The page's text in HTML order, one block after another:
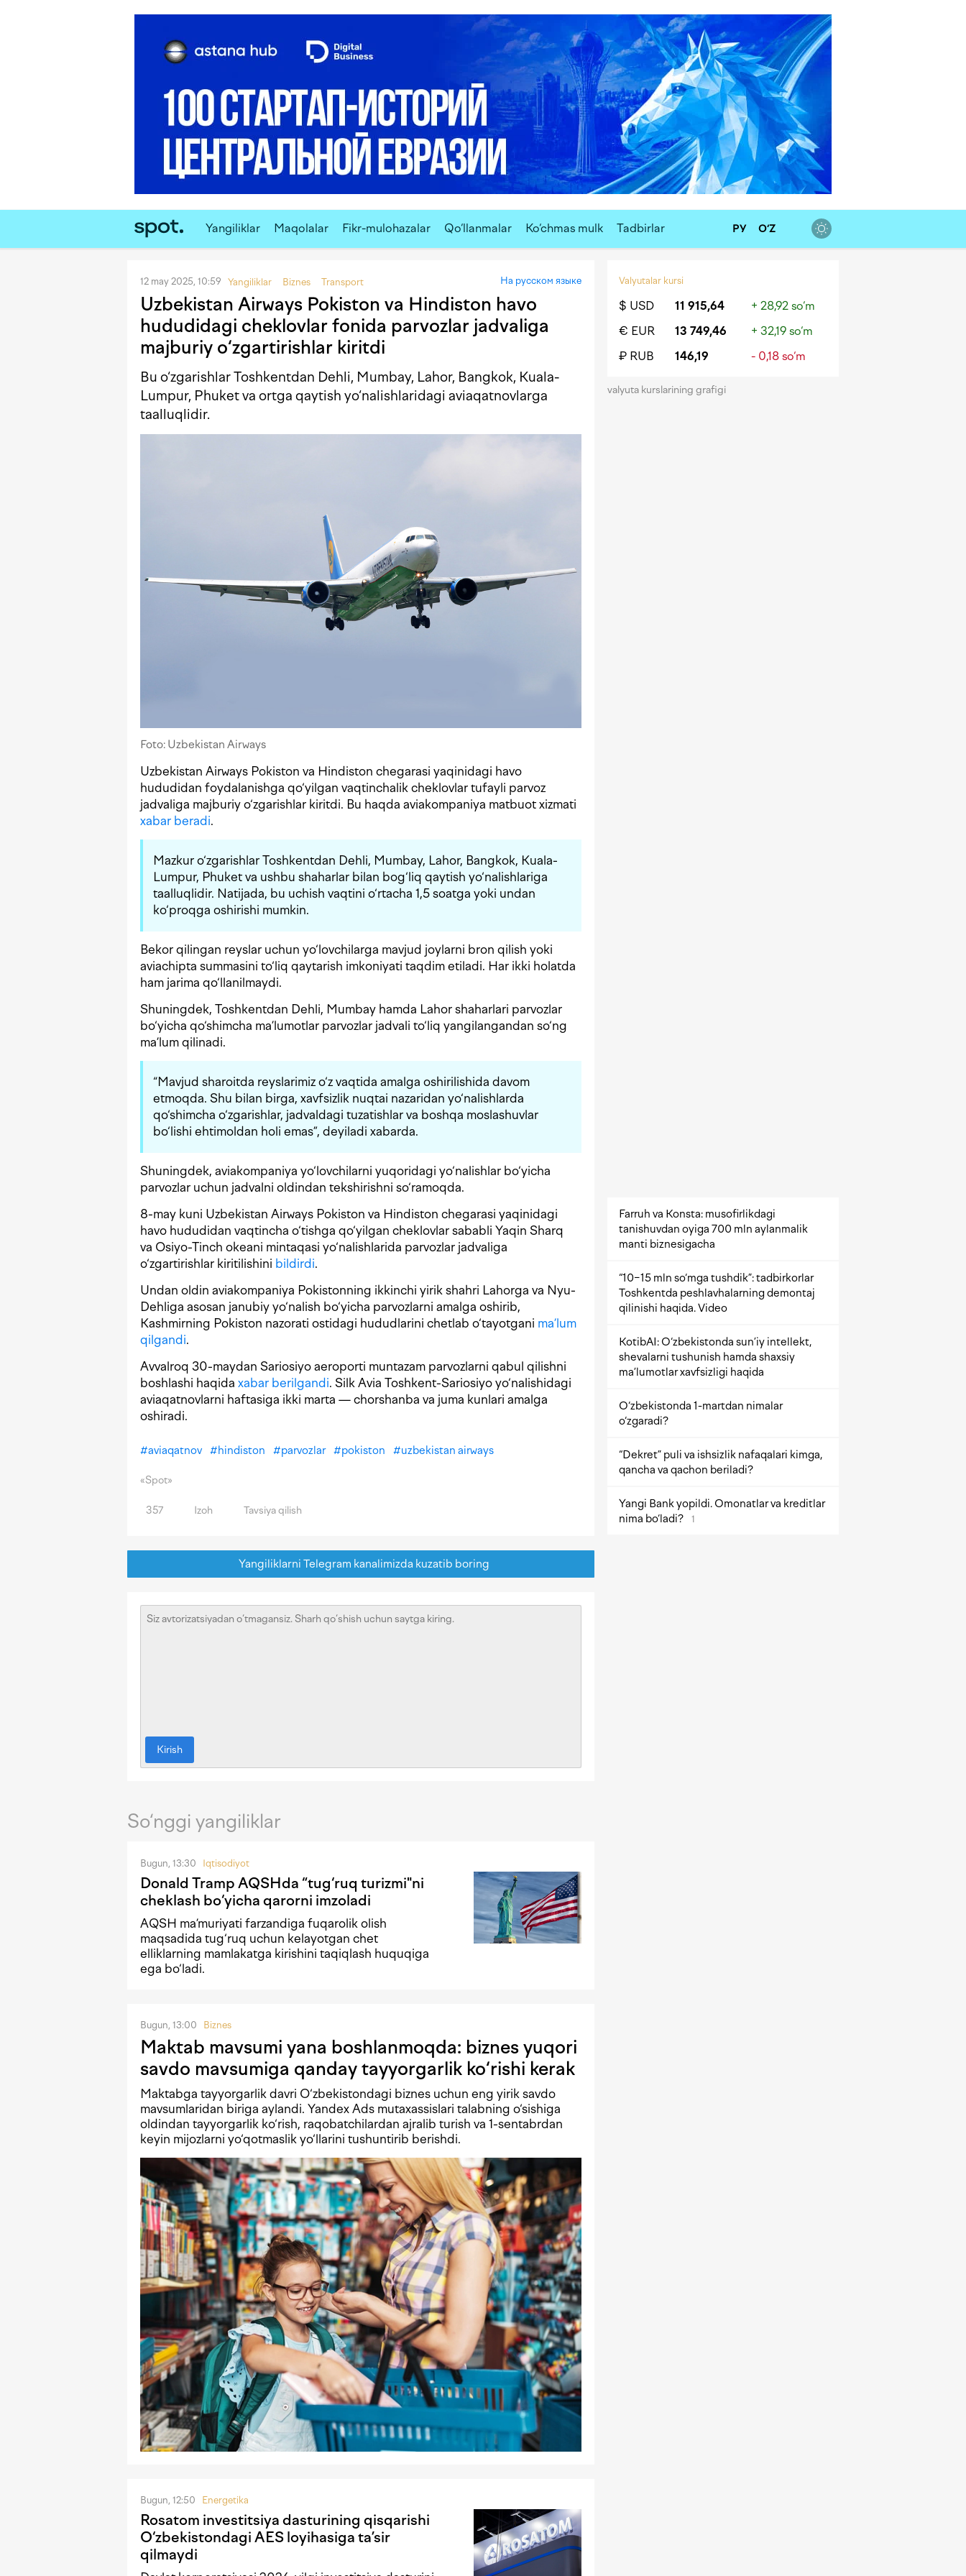
Yangiliklar Maqolalar Fikr-mulohazalar Qo‘llanmalar Ko‘chmas mulk Tadbirlar РУ O‘Z
12 may 2025, 10:59 Yangiliklar Biznes Transport На русском языке
Uzbekistan Airways Pokiston va Hindiston havo
hududidagi cheklovlar fonida parvozlar jadvaliga
majburiy o‘zgartirishlar kiritdi
Bu o‘zgarishlar Toshkentdan Dehli, Mumbay, Lahor, Bangkok, Kuala-
Lumpur, Phuket va ortga qaytish yo‘nalishlaridagi aviaqatnovlarga
taalluqlidir.
Foto: Uzbekistan Airways
Uzbekistan Airways Pokiston va Hindiston chegarasi yaqinidagi havo
hududidan foydalanishga qo‘yilgan vaqtinchalik cheklovlar tufayli parvoz
jadvaliga majburiy o‘zgarishlar kiritdi. Bu haqda aviakompaniya matbuot xizmati
xabar beradi.
Mazkur o‘zgarishlar Toshkentdan Dehli, Mumbay, Lahor, Bangkok, Kuala-
Lumpur, Phuket va ushbu shaharlar bilan bog‘liq qaytish yo‘nalishlariga
taalluqlidir. Natijada, bu uchish vaqtini o‘rtacha 1,5 soatga yoki undan
ko‘proqga oshirishi mumkin.
Bekor qilingan reyslar uchun yo‘lovchilarga mavjud joylarni bron qilish yoki
aviachipta summasini to‘liq qaytarish imkoniyati taqdim etiladi. Har ikki holatda
ham jarima qo‘llanilmaydi.
Shuningdek, Toshkentdan Dehli, Mumbay hamda Lahor shaharlari parvozlar
bo‘yicha qo‘shimcha ma’lumotlar parvozlar jadvali to‘liq yangilangandan so‘ng
ma’lum qilinadi.
“Mavjud sharoitda reyslarimiz o‘z vaqtida amalga oshirilishida davom
etmoqda. Shu bilan birga, xavfsizlik nuqtai nazaridan yo‘nalishlarda
qo‘shimcha o‘zgarishlar, jadvaldagi tuzatishlar va boshqa moslashuvlar
bo‘lishi ehtimoldan holi emas”, deyiladi xabarda.
Shuningdek, aviakompaniya yo‘lovchilarni yuqoridagi yo‘nalishlar bo‘yicha
parvozlar uchun jadvalni oldindan tekshirishni so‘ramoqda.
8-may kuni Uzbekistan Airways Pokiston va Hindiston chegarasi yaqinidagi
havo hududidan vaqtincha o‘tishga qo‘yilgan cheklovlar sababli Yaqin Sharq
va Osiyo-Tinch okeani mintaqasi yo‘nalishlarida parvozlar jadvaliga
o‘zgartirishlar kiritilishini bildirdi.
Undan oldin aviakompaniya Pokistonning ikkinchi yirik shahri Lahorga va Nyu-
Dehliga asosan janubiy yo‘nalish bo‘yicha parvozlarni amalga oshirib,
Kashmirning Pokiston nazorati ostidagi hududlarini chetlab o‘tayotgani ma’lum
qilgandi.
Avvalroq 30-maydan Sariosiyo aeroporti muntazam parvozlarni qabul qilishni
boshlashi haqida xabar berilgandi. Silk Avia Toshkent-Sariosiyo yo‘nalishidagi
aviaqatnovlarni haftasiga ikki marta — chorshanba va juma kunlari amalga
oshiradi.
#aviaqatnov #hindiston #parvozlar #pokiston #uzbekistan airways
«Spot»
357 Izoh Tavsiya qilish
Yangiliklarni Telegram kanalimizda kuzatib boring
Kirish
So‘nggi yangiliklar
Bugun, 13:30 Iqtisodiyot
Donald Tramp AQSHda “tug‘ruq turizmi"ni
cheklash bo‘yicha qarorni imzoladi
AQSH ma’muriyati farzandiga fuqarolik olish
maqsadida tug‘ruq uchun kelayotgan chet
elliklarning mamlakatga kirishini taqiqlash huquqiga
ega bo‘ladi.
Bugun, 13:00 Biznes
Maktab mavsumi yana boshlanmoqda: biznes yuqori
savdo mavsumiga qanday tayyorgarlik ko‘rishi kerak
Maktabga tayyorgarlik davri O‘zbekistondagi biznes uchun eng yirik savdo
mavsumlaridan biriga aylandi. Yandex Ads mutaxassislari talabning o‘sishiga
oldindan tayyorgarlik ko‘rish, raqobatchilardan ajralib turish va 1-sentabrdan
keyin mijozlarni yo‘qotmaslik yo‘llarini tushuntirib berishdi.
Bugun, 12:50 Energetika
Rosatom investitsiya dasturining qisqarishi
O‘zbekistondagi AES loyihasiga ta’sir
qilmaydi
Valyutalar kursi
$ USD 11 915,64
+ 28,92 so‘m
€ EUR
13 749,46
+ 32,19 so‘m
₽ RUB
146,19 - 0,18 so‘m
valyuta kurslarining grafigi
Farruh va Konsta: musofirlikdagi
tanishuvdan oyiga 700 mln aylanmalik
manti biznesigacha
“10−15 mln so‘mga tushdik”: tadbirkorlar
Toshkentda peshlavhalarning demontaj
qilinishi haqida. Video
KotibAI: O‘zbekistonda sun’iy intellekt,
shevalarni tushunish hamda shaxsiy
ma’lumotlar xavfsizligi haqida
O‘zbekistonda 1-martdan nimalar
o‘zgaradi?
“Dekret” puli va ishsizlik nafaqalari kimga,
qancha va qachon beriladi?
Yangi Bank yopildi. Omonatlar va kreditlar
nima bo‘ladi?
1